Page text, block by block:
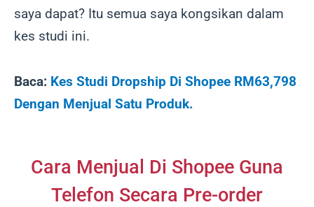
saya dapat? Itu semua saya kongsikan dalam
kes studi ini.
Baca: Kes Studi Dropship Di Shopee RM63,798
Dengan Menjual Satu Produk.
Cara Menjual Di Shopee Guna
Telefon Secara Pre-order